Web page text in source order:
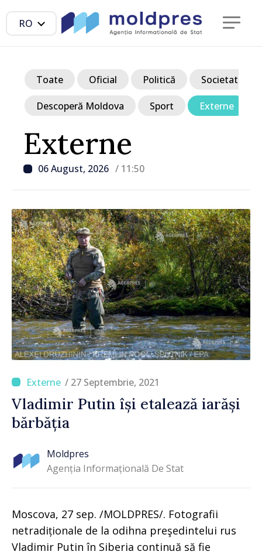
RO
Externe
06 August, 2026 / 11:50
Toate Oficial Politică Societate
Descoperă Moldova Sport Externe
/ 27 Septembrie, 2021
Vladimir Putin își etalează iarăși
bărbăția
Moldpres
Agenția Informațională De Stat
Moscova, 27 sep. /MOLDPRES/. Fotografii
netradiționale de la odihna preşedintelui rus
Vladimir Putin în Siberia continuă să fie